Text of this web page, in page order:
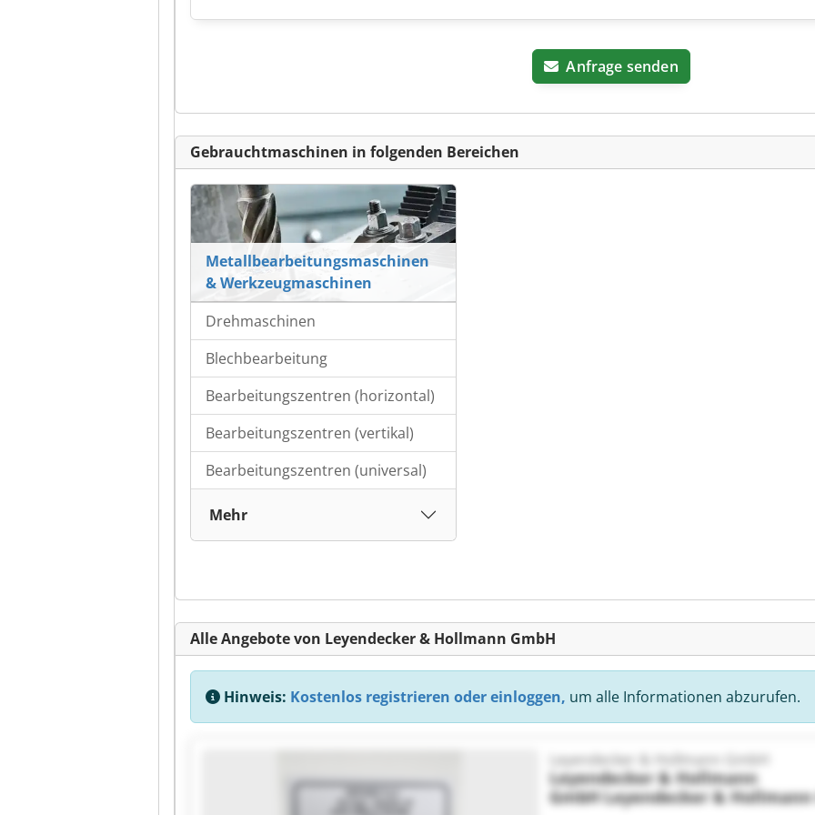
Anfrage senden
Gebrauchtmaschinen in folgenden Bereichen
Metallbearbeitungsmaschinen
& Werkzeugmaschinen
Drehmaschinen
Blechbearbeitung
Bearbeitungszentren (horizontal)
Bearbeitungszentren (vertikal)
Bearbeitungszentren (universal)
Mehr
Alle Angebote von Leyendecker & Hollmann GmbH
Hinweis: Kostenlos registrieren oder einloggen, um alle Informationen abzurufen.
Leyendecker & Hollmann GmbH
Leyendecker & Hollmann
GmbH Leyendecker & Hollmann